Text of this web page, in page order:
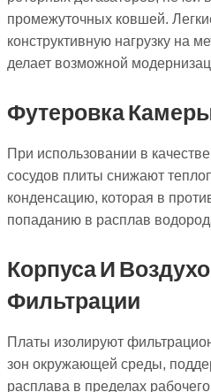
промежуточных ковшей.
конструктивную нагрузку на
делает возможной
Футеровка
При использовании в
сосудов плиты снижают
конденсацию, которая в
попаданию в расплав
Корпуса И
Фильтрации
Платы изолируют
зон окружающей среды,
расплава в пределах